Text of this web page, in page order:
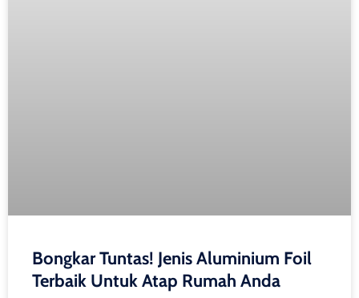
Bongkar Tuntas! Jenis Aluminium Foil
Terbaik Untuk Atap Rumah Anda